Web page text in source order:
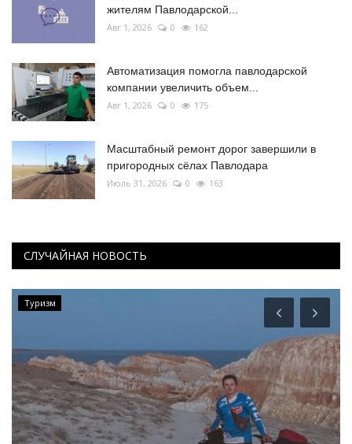
жителям Павлодарской...
Авг 1, 2026 0 162
Автоматизация помогла павлодарской
компании увеличить объем...
Авг 1, 2026 0 175
Масштабный ремонт дорог завершили в
пригородных сёлах Павлодара
Июль 31, 2026 0 163
СЛУЧАЙНАЯ НОВОСТЬ
Туризм